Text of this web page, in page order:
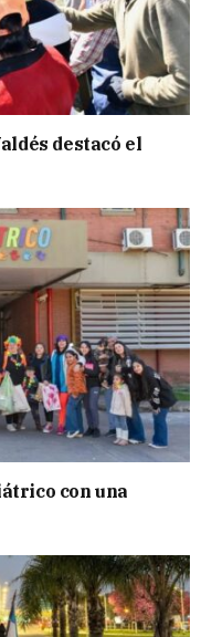
destacó el
con una